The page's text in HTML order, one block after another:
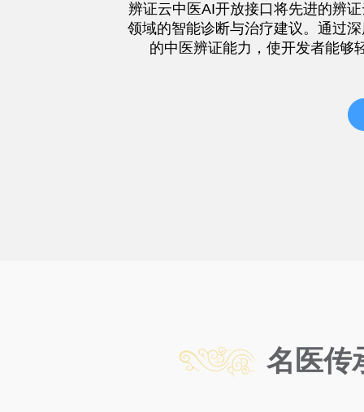
辨证云中医AI开放接口将先进的辨
领域的智能诊断与治疗建议。通过
的中医辨证能力，使开发者能够
名医传